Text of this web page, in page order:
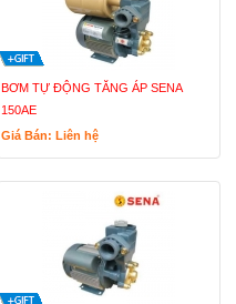
BƠM TỰ ĐỘNG TĂNG ÁP SENA
150AE
Giá Bán: Liên hệ